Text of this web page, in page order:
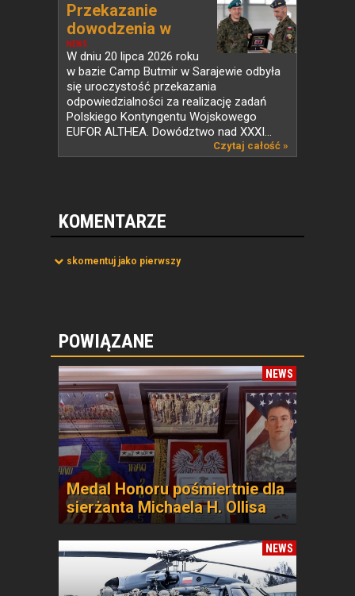
NEWS
Przekazanie
dowodzenia w
PKW...
W dniu 20 lipca 2026 roku
w bazie Camp Butmir w Sarajewie odbyła
się uroczystość przekazania
odpowiedzialności za realizację zadań
Polskiego Kontyngentu Wojskowego
EUFOR ALTHEA. Dowództwo nad XXXI...
Czytaj całość »
KOMENTARZE
skomentuj jako pierwszy
POWIĄZANE
NEWS
Medal Honoru pośmiertnie dla
sierżanta Michaela H. Ollisa
NEWS